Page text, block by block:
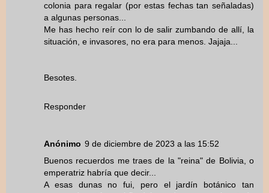
colonia para regalar (por estas fechas tan señaladas)
a algunas personas...
Me has hecho reír con lo de salir zumbando de allí, la
situación, e invasores, no era para menos. Jajaja...
Besotes.
Responder
Anónimo 9 de diciembre de 2023 a las 15:52
Buenos recuerdos me traes de la "reina" de Bolivia, o
emperatriz habría que decir...
A esas dunas no fui, pero el jardín botánico tan